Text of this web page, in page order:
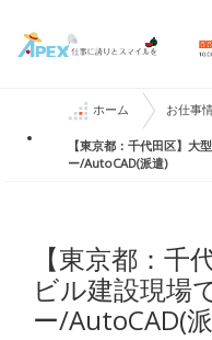
ホーム お仕事
【東京都：千代田区】大
ー/AutoCAD(派遣)
【東京都：千
ビル建設現場
ー/AutoCAD(